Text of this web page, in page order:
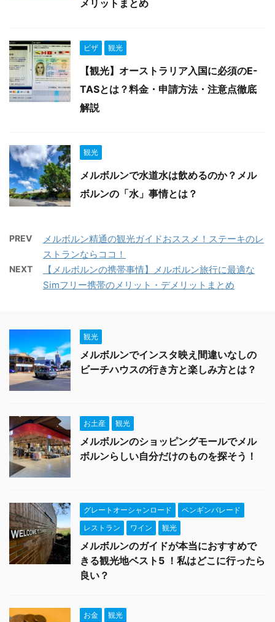
メリットまとめ
ビザ 観光
【観光】オーストラリア入国に必須のE-
TASとは？料金・申請方法・注意点徹底
解説
観光
メルボルンで水道水は飲めるのか？メル
ボルンの「水」事情とは？
PREV
メルボルン精通の観光ガイドおススメ！ステーキのレ
ストランならココ！
NEXT
【メルボルンの携帯事情】メルボルン旅行に最適な
Simフリー携帯のメリット・デメリットまとめ
観光
メルボルンでインスタ映え間違いなしの
ビーチハウスの行き方と楽しみ方とは？
お土産 観光
メルボルンのショッピングモールでメル
ボルンらしい自分だけのものを探そう！
グレートオーシャンロード
ペンギンパレード
レストラン
ワイン 観光
メルボルンのガイドが本当におすすめで
きる観光地ベスト5 ！私はどこに行ったら
良い？
お金 観光